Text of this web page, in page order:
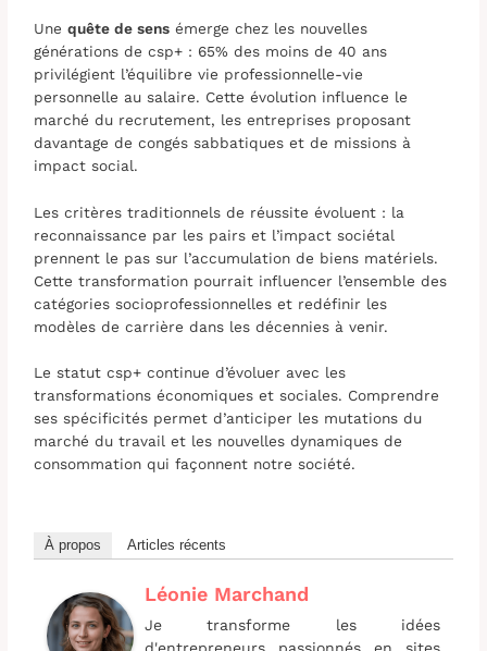
Unequête de sens émerge chez les nouvelles
générations de csp+ : 65% des moins de 40 ans
privilégient l’équilibre vie professionnelle-vie
personnelle au salaire. Cette évolution influence le
marché du recrutement, les entreprises proposant
davantage de congés sabbatiques et de missions à
impact social.
Les critères traditionnels de réussite évoluent : la
reconnaissance par les pairs et l’impact sociétal
prennent le pas sur l’accumulation de biens matériels.
Cette transformation pourrait influencer l’ensemble des
catégories socioprofessionnelles et redéfinir les
modèles de carrière dans les décennies à venir.
Le statut csp+ continue d’évoluer avec les
transformations économiques et sociales. Comprendre
ses spécificités permet d’anticiper les mutations du
marché du travail et les nouvelles dynamiques de
consommation qui façonnent notre société.
À propos Articles récents
Léonie Marchand
Je transforme les idées